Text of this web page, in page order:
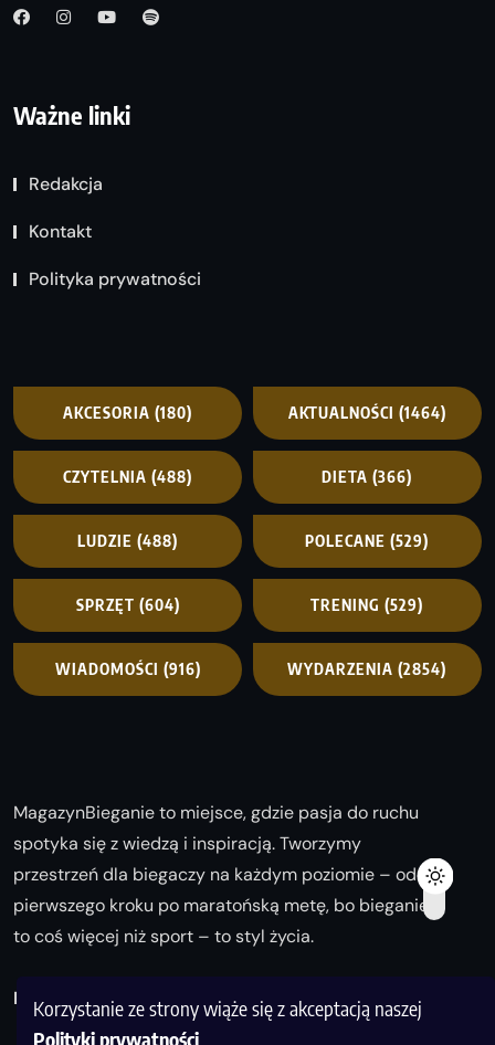
Korzystanie ze strony wiąże się z akceptacją naszej
Polityki prywatności
Ważne linki
Redakcja
Kontakt
Polityka prywatności
AKCESORIA (180) AKTUALNOŚCI (1464)
CZYTELNIA (488) DIETA (366)
LUDZIE (488) POLECANE (529)
SPRZĘT (604) TRENING (529)
WIADOMOŚCI (916) WYDARZENIA (2854)
MagazynBieganie to miejsce, gdzie pasja do ruchu
spotyka się z wiedzą i inspiracją. Tworzymy
przestrzeń dla biegaczy na każdym poziomie – od
pierwszego kroku po maratońską metę, bo bieganie
to coś więcej niż sport – to styl życia.
Biegaj z nami i odkrywaj swoją najlepszą wersję!